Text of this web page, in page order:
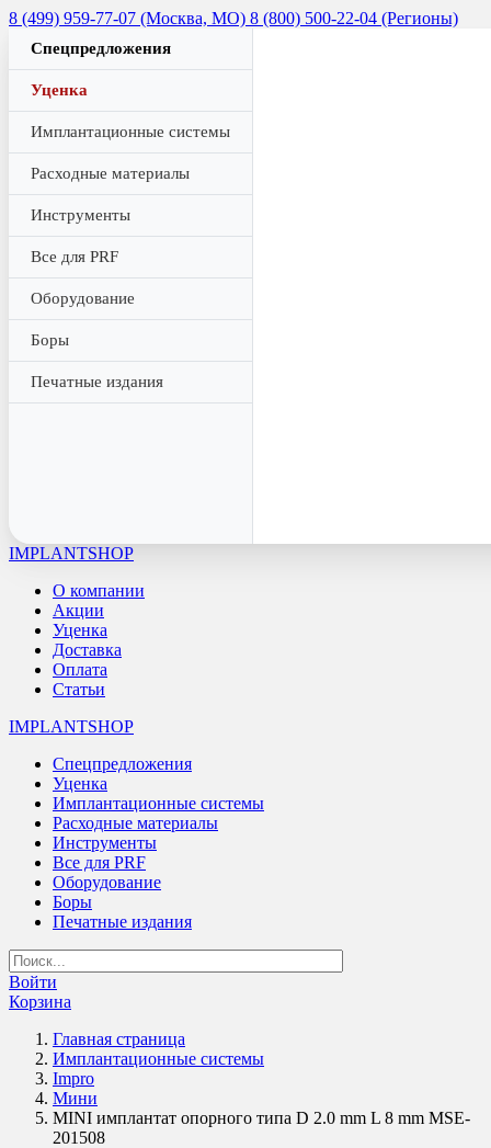
8 (499) 959-77-07 (Москва, МО) 8 (800) 500-22-04 (Регионы)
Спецпредложения
Уценка
Имплантационные системы
Расходные материалы
Инструменты
Все для PRF
Оборудование
Боры
Печатные издания
IMPLANTSHOP
О компании
Акции
Уценка
Доставка
Оплата
Статьи
IMPLANTSHOP
Спецпредложения
Уценка
Имплантационные системы
Расходные материалы
Инструменты
Все для PRF
Оборудование
Боры
Печатные издания
Войти
Корзина
Главная страница
Имплантационные системы
Impro
Мини
MINI имплантат опорного типа D 2.0 mm L 8 mm MSE-
201508